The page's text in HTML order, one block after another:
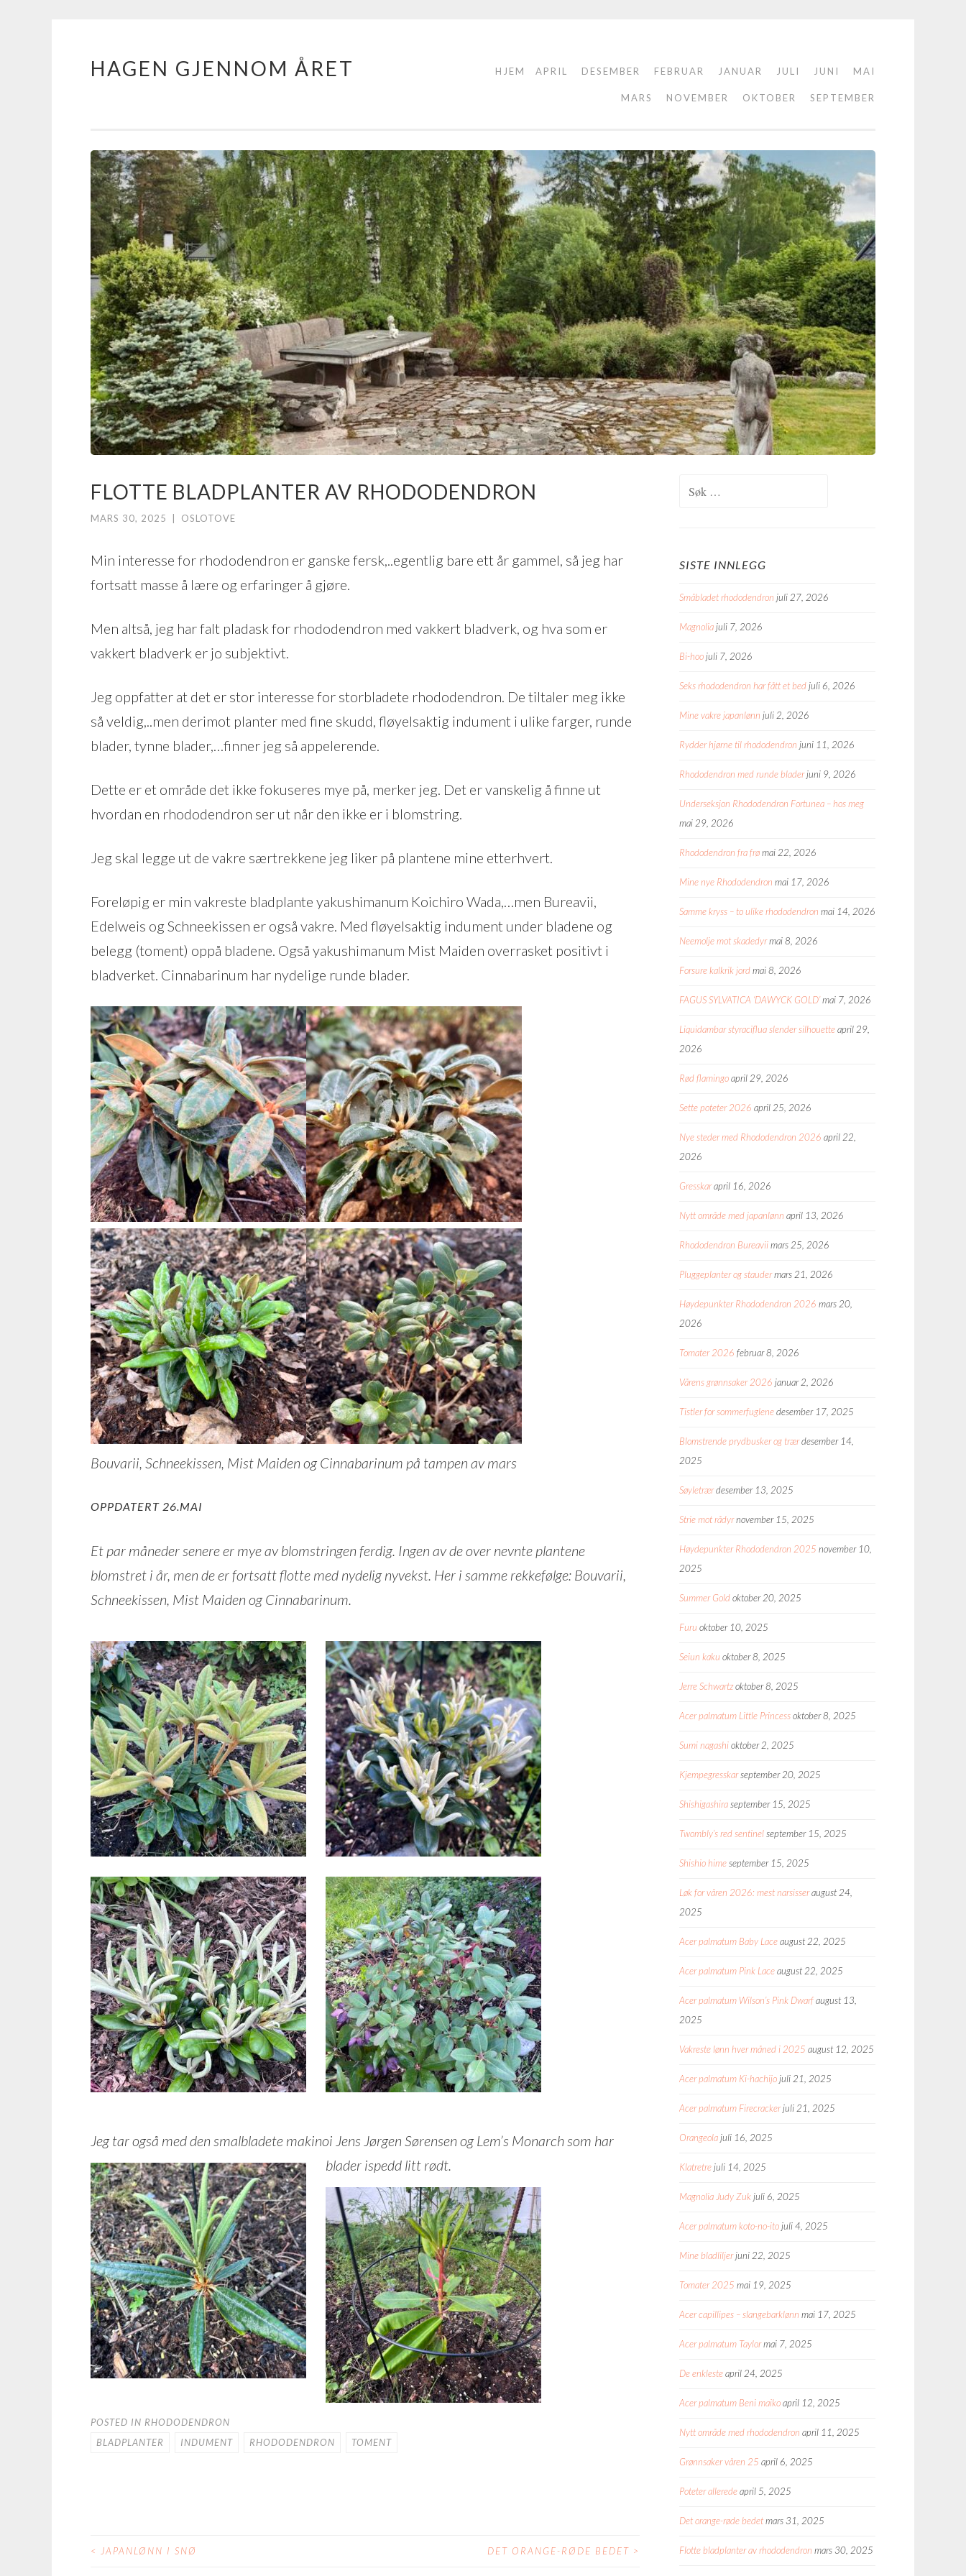
Skip
HAGEN GJENNOM ÅRET HJEM APRIL DESEMBER FEBRUAR JANUAR JULI JUNI MAI
MARS NOVEMBER OKTOBER SEPTEMBER
FLOTTE BLADPLANTER AV RHODODENDRON
MARS 30, 2025 OSLOTOVE
Min interesse for rhododendron er ganske fersk,..egentlig bare ett år gammel, så jeg har
fortsatt masse å lære og erfaringer å gjøre.
Men altså, jeg har falt pladask for rhododendron med vakkert bladverk, og hva som er
vakkert bladverk er jo subjektivt.
Jeg oppfatter at det er stor interesse for storbladete rhododendron. De tiltaler meg ikke
så veldig,..men derimot planter med fine skudd, fløyelsaktig indument i ulike farger, runde
blader, tynne blader,…finner jeg så appelerende.
Dette er et område det ikke fokuseres mye på, merker jeg. Det er vanskelig å finne ut
hvordan en rhododendron ser ut når den ikke er i blomstring.
Jeg skal legge ut de vakre særtrekkene jeg liker på plantene mine etterhvert.
Foreløpig er min vakreste bladplante yakushimanum Koichiro Wada,…men Bureavii,
Edelweis og Schneekissen er også vakre. Med fløyelsaktig indument under bladene og
belegg (toment) oppå bladene. Også yakushimanum Mist Maiden overrasket positivt i
bladverket. Cinnabarinum har nydelige runde blader.
Bouvarii, Schneekissen, Mist Maiden og Cinnabarinum på tampen av mars
OPPDATERT 26.MAI
Et par måneder senere er mye av blomstringen ferdig. Ingen av de over nevnte plantene
blomstret i år, men de er fortsatt flotte med nydelig nyvekst. Her i samme rekkefølge: Bouvarii,
Schneekissen, Mist Maiden og Cinnabarinum.
Jeg tar også med den smalbladete makinoi Jens Jørgen Sørensen og Lem’s Monarch som har
blader ispedd litt rødt.
POSTED IN RHODODENDRON
BLADPLANTER
INDUMENT RHODODENDRON TOMENT
POST
< JAPANLØNN I SNØ DET ORANGE-RØDE BEDET >
SISTE INNLEGG
Småbladet rhododendron juli 27, 2026
Magnoliajuli 7, 2026
Bi-hoojuli 7, 2026
Seks rhododendron har fått et bedjuli 6, 2026
Mine vakre japanlønn juli 2, 2026
Rydder hjørne til rhododendron juni 11, 2026
Rhododendron med runde bladerjuni 9, 2026
Underseksjon Rhododendron Fortunea – hos meg
mai 29, 2026
Rhododendron fra frømai 22, 2026
Mine nye Rhododendron mai 17, 2026
Samme kryss – to ulike rhododendron mai 14, 2026
Neemolje mot skadedyrmai 8, 2026
Forsure kalkrik jordmai 8, 2026
FAGUS SYLVATICA ‘DAWYCK GOLD’mai 7, 2026
Liquidambar styraciflua slender silhouetteapril 29,
2026
Rød flamingoapril 29, 2026
Sette poteter 2026 april 25, 2026
Nye steder med Rhododendron 2026 april 22,
2026
Gresskarapril 16, 2026
Nytt område med japanlønn april 13, 2026
Rhododendron Bureaviimars 25, 2026
Pluggeplanter og staudermars 21, 2026
Høydepunkter Rhododendron 2026 mars 20,
2026
Tomater 2026 februar 8, 2026
Vårens grønnsaker 2026 januar 2, 2026
Tistler for sommerfuglenedesember 17, 2025
Blomstrende prydbusker og trærdesember 14,
2025
Søyletrærdesember 13, 2025
Strie mot rådyrnovember 15, 2025
Høydepunkter Rhododendron 2025 november 10,
2025
Summer Goldoktober 20, 2025
Furu oktober 10, 2025
Seiun kaku oktober 8, 2025
Jerre Schwartzoktober 8, 2025
Acer palmatum Little Princessoktober 8, 2025
Sumi nagashioktober 2, 2025
Kjempegresskar september 20, 2025
Shishigashira september 15, 2025
Twombly’s red sentinel september 15, 2025
Shishio hime september 15, 2025
Løk for våren 2026: mest narsisseraugust 24,
2025
Acer palmatum Baby Laceaugust 22, 2025
Acer palmatum Pink Laceaugust 22, 2025
Acer palmatum Wilson’s Pink Dwarfaugust 13,
2025
Vakreste lønn hver måned i 2025 august 12, 2025
Acer palmatum Ki-hachijojuli 21, 2025
Acer palmatum Firecrackerjuli 21, 2025
Orangeolajuli 16, 2025
Klatretrejuli 14, 2025
Magnolia Judy Zukjuli 6, 2025
Acer palmatum koto-no-itojuli 4, 2025
Mine bladliljerjuni 22, 2025
Tomater 2025 mai 19, 2025
Acer capillipes – slangebarklønn mai 17, 2025
Acer palmatum Taylormai 7, 2025
De enklesteapril 24, 2025
Acer palmatum Beni maikoapril 12, 2025
Nytt område med rhododendron april 11, 2025
Grønnsaker våren 25 april 6, 2025
Poteter alleredeapril 5, 2025
Det orange-røde bedetmars 31, 2025
Flotte bladplanter av rhododendron mars 30, 2025